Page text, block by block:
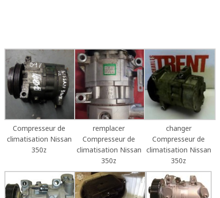
Compresseur de
climatisation Nissan
350z
remplacer
Compresseur de
climatisation Nissan
350z
changer
Compresseur de
climatisation Nissan
350z